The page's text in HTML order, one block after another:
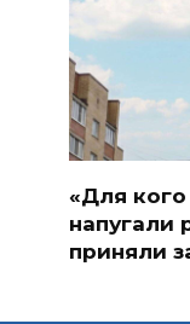
«Для
напугали
приняли